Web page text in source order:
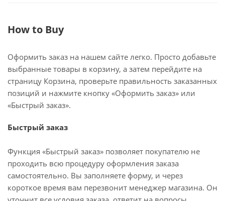
How to Buy
Оформить заказ на нашем сайте легко. Просто добавьте
выбранные товары в корзину, а затем перейдите на
страницу Корзина, проверьте правильность заказанных
позиций и нажмите кнопку «Оформить заказ» или
«Быстрый заказ».
Быстрый заказ
Функция «Быстрый заказ» позволяет покупателю не
проходить всю процедуру оформления заказа
самостоятельно. Вы заполняете форму, и через
короткое время вам перезвонит менеджер магазина. Он